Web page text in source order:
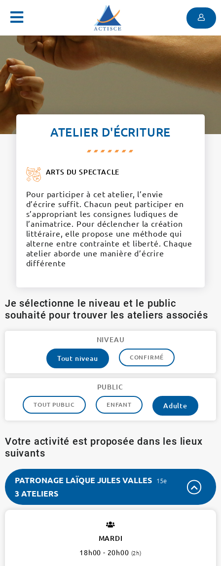
Menu
ATELIER D'ÉCRITURE
ARTS DU SPECTACLE
Pour participer à cet atelier, l’envie
d’écrire suffit. Chacun peut participer en
s’appropriant les consignes ludiques de
l’animatrice. Pour déclencher la création
littéraire, elle propose une méthode qui
alterne entre contrainte et liberté. Chaque
atelier aborde une manière d’écrire
différente
Je sélectionne le niveau et le public
souhaité pour trouver les ateliers associés
NIVEAU
Tout niveau
CONFIRMÉ
PUBLIC
TOUT PUBLIC ENFANT Adulte
Votre activité est proposée dans les lieux
suivants
PATRONAGE LAÏQUE JULES VALLES 15e
3 ATELIERS
MARDI
18h00 - 20h00 (2h)